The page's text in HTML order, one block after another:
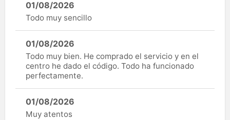
01/08/2026
Todo muy sencillo
01/08/2026
Todo muy bien. He comprado el servicio y en el
centro he dado el código. Todo ha funcionado
perfectamente.
01/08/2026
Muy atentos